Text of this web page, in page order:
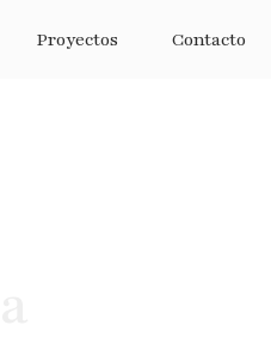
Proyectos Contacto